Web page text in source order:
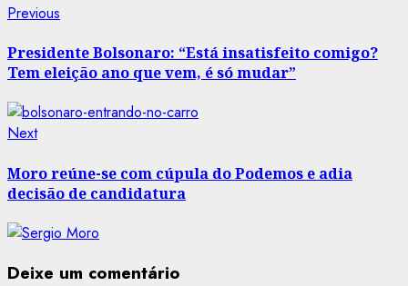
Post
navigation
Previous
Presidente Bolsonaro: “Está insatisfeito comigo?
Tem eleição ano que vem, é só mudar”
NextNext
Moro reúne-se com cúpula do Podemos e adia
decisão de candidatura
Deixe um comentário